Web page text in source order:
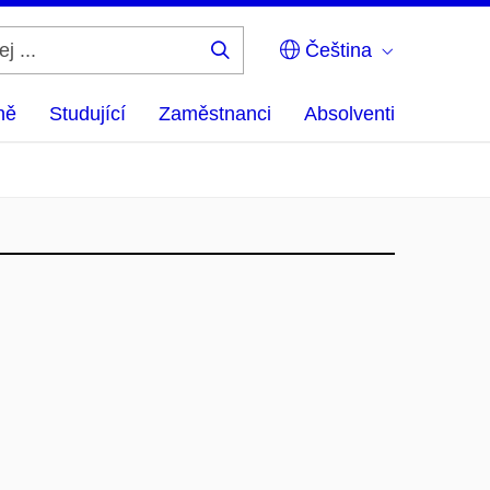
Čeština
Studující Zaměstnanci Absolventi